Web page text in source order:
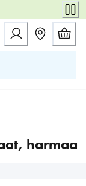
harmaa